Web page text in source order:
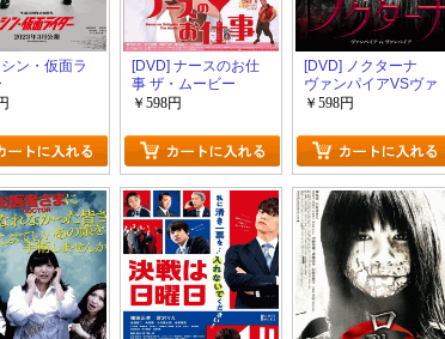
ン・仮面ラ
[DVD] ナースのお仕
事 ザ・ムービー
￥598円
[DVD] ノクターナ
ヴァンパイアVSヴァ
ンパイア
￥598円